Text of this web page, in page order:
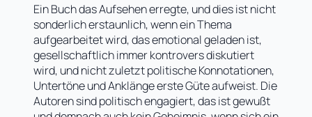
Ein Buch das Aufsehen erregte, und dies ist nicht
sonderlich erstaunlich, wenn ein Thema
aufgearbeitet wird, das emotional geladen ist,
gesellschaftlich immer kontrovers diskutiert
wird, und nicht zuletzt politische Konnotationen,
Untertöne und Anklänge erste Güte aufweist. Die
Autoren sind politisch engagiert, das ist gewußt